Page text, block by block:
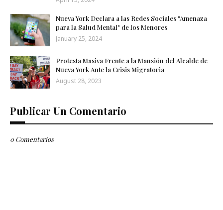
Nueva York Declara a las Redes Sociales "Amenaza
para la Salud Mental" de los Menores
January 25, 2024
Protesta Masiva Frente a la Mansión del Alcalde de
Nueva York Ante la Crisis Migratoria
August 28, 2023
Publicar Un Comentario
0 Comentarios